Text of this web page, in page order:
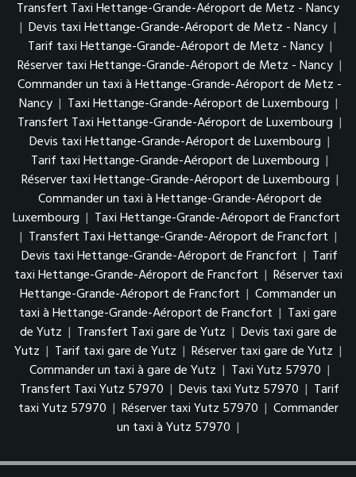
Transfert Taxi Hettange-Grande-Aéroport de Metz - Nancy
| Devis taxi Hettange-Grande-Aéroport de Metz - Nancy |
Tarif taxi Hettange-Grande-Aéroport de Metz - Nancy |
Réserver taxi Hettange-Grande-Aéroport de Metz - Nancy |
Commander un taxi à Hettange-Grande-Aéroport de Metz -
Nancy | Taxi Hettange-Grande-Aéroport de Luxembourg |
Transfert Taxi Hettange-Grande-Aéroport de Luxembourg |
Devis taxi Hettange-Grande-Aéroport de Luxembourg |
Tarif taxi Hettange-Grande-Aéroport de Luxembourg |
Réserver taxi Hettange-Grande-Aéroport de Luxembourg |
Commander un taxi à Hettange-Grande-Aéroport de
Luxembourg | Taxi Hettange-Grande-Aéroport de Francfort
| Transfert Taxi Hettange-Grande-Aéroport de Francfort |
Devis taxi Hettange-Grande-Aéroport de Francfort | Tarif
taxi Hettange-Grande-Aéroport de Francfort | Réserver taxi
Hettange-Grande-Aéroport de Francfort | Commander un
taxi à Hettange-Grande-Aéroport de Francfort | Taxi gare
de Yutz | Transfert Taxi gare de Yutz | Devis taxi gare de
Yutz | Tarif taxi gare de Yutz | Réserver taxi gare de Yutz |
Commander un taxi à gare de Yutz | Taxi Yutz 57970 |
Transfert Taxi Yutz 57970 | Devis taxi Yutz 57970 | Tarif
taxi Yutz 57970 | Réserver taxi Yutz 57970 | Commander
un taxi à Yutz 57970 |